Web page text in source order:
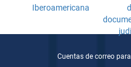
Cuentas de correo